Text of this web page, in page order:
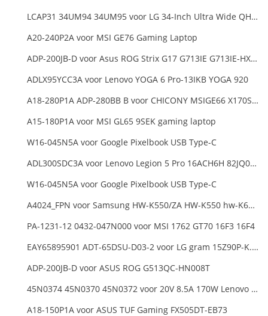
LCAP31 34UM94 34UM95 voor LG 34-Inch Ultra Wide QHD Monitor LED
A20-240P2A voor MSI GE76 Gaming Laptop
ADP-200JB-D voor Asus ROG Strix G17 G713IE G713IE-HX002W
ADLX95YCC3A voor Lenovo YOGA 6 Pro-13IKB YOGA 920
A18-280P1A ADP-280BB B voor CHICONY MSIGE66 X170SMG, MSI GE66 GE76
A15-180P1A voor MSI GL65 9SEK gaming laptop
W16-045N5A voor Google Pixelbook USB Type-C
ADL300SDC3A voor Lenovo Legion 5 Pro 16ACH6H 82JQ008HUK 82JQ008
W16-045N5A voor Google Pixelbook USB Type-C
A4024_FPN voor Samsung HW-K550/ZA HW-K550 hw-K650 Soundbar
PA-1231-12 0432-047N000 voor MSI 1762 GT70 16F3 16F4
EAY65895901 ADT-65DSU-D03-2 voor LG gram 15Z90P-K.ARB6U1 16T90P, LG gram 15Z90Q 16Z90Q 17Z90Q16Z95PD Series
ADP-200JB-D voor ASUS ROG G513QC-HN008T
45N0374 45N0370 45N0372 voor 20V 8.5A 170W Lenovo ThinkPad W540 T540P
A18-150P1A voor ASUS TUF Gaming FX505DT-EB73